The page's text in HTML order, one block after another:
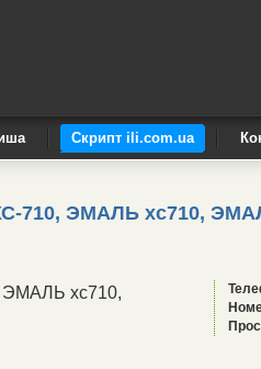
Скрипт ili.com.ua
710, ЭМАЛЬ хс710,
ЭМАЛЬ хс710,